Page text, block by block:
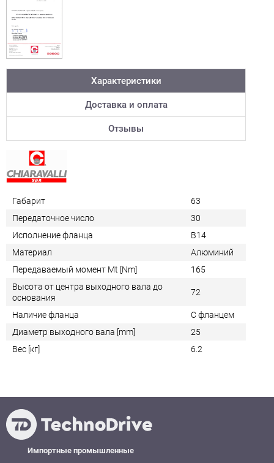
Характеристики
Доставка и оплата
Отзывы
Габарит
63
Передаточное число
30
Исполнение фланца
B14
Материал
Алюминий
Передаваемый момент Mt [Nm]
165
Высота от центра выходного вала до
основания
72
Наличие фланца
С фланцем
Диаметр выходного вала [mm]
25
Вес [кг]
6.2
Импортные промышленные